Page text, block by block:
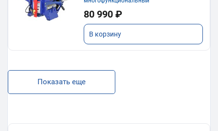
80 990 ₽
В корзину
Показать еще